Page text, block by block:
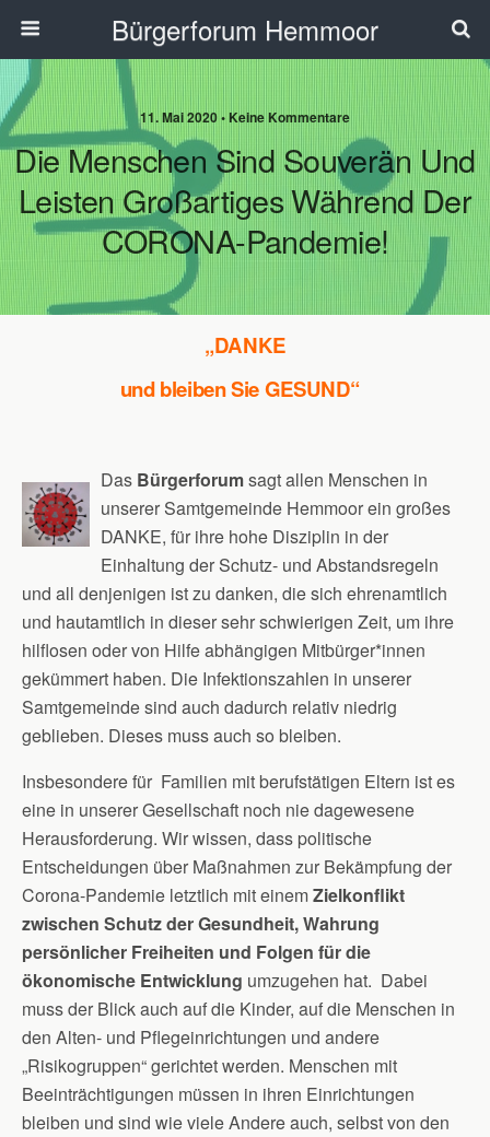
Bürgerforum Hemmoor
11. Mai 2020 • Keine Kommentare
Die Menschen Sind Souverän Und
Leisten Großartiges Während Der
CORONA-Pandemie!
„DANKE
und bleiben SieGESUND“
Das Bürgerforumsagt allen Menschen in
unserer Samtgemeinde Hemmoor ein großes
DANKE, für ihre hohe Disziplin in der
Einhaltung der Schutz- und Abstandsregeln
und all denjenigen ist zu danken, die sich ehrenamtlich
und hautamtlich in dieser sehr schwierigen Zeit, um ihre
hilflosen oder von Hilfe abhängigen Mitbürger*innen
gekümmert haben. Die Infektionszahlen in unserer
Samtgemeinde sind auch dadurch relativ niedrig
geblieben. Dieses muss auch so bleiben.
Insbesondere für Familien mit berufstätigen Eltern ist es
eine in unserer Gesellschaft noch nie dagewesene
Herausforderung. Wir wissen, dass politische
Entscheidungen über Maßnahmen zur Bekämpfung der
Corona-Pandemie letztlich mit einemZielkonflikt
zwischen Schutz der Gesundheit, Wahrung
persönlicher Freiheiten und Folgen für die
ökonomische Entwicklung umzugehen hat. Dabei
muss der Blick auch auf die Kinder, auf die Menschen in
den Alten- und Pflegeinrichtungen und andere
„Risikogruppen“ gerichtet werden. Menschen mit
Beeinträchtigungen müssen in ihren Einrichtungen
bleiben und sind wie viele Andere auch, selbst von den